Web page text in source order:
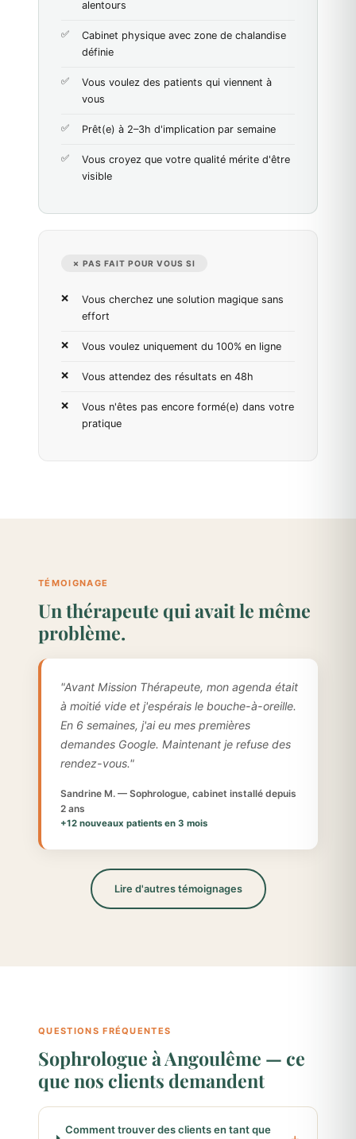
alentours
Cabinet physique avec zone de chalandise
définie
Vous voulez des patients qui viennent à
vous
Prêt(e) à 2–3h d'implication par semaine
Vous croyez que votre qualité mérite d'être
visible
✗ PAS FAIT POUR VOUS SI
Vous cherchez une solution magique sans
effort
Vous voulez uniquement du 100% en ligne
Vous attendez des résultats en 48h
Vous n'êtes pas encore formé(e) dans votre
pratique
TÉMOIGNAGE
Un thérapeute qui avait le même
problème.
"Avant Mission Thérapeute, mon agenda était
à moitié vide et j'espérais le bouche-à-oreille.
En 6 semaines, j'ai eu mes premières
demandes Google. Maintenant je refuse des
rendez-vous."
Sandrine M. — Sophrologue, cabinet installé depuis
2 ans
+12 nouveaux patients en 3 mois
Lire d'autres témoignages
QUESTIONS FRÉQUENTES
Sophrologue à Angoulême — ce
que nos clients demandent
Comment trouver des clients en tant que